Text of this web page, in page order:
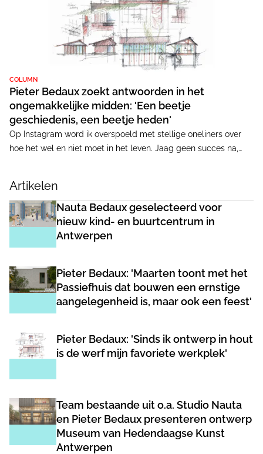
COLUMN
Pieter Bedaux zoekt antwoorden in het
ongemakkelijke midden: 'Een beetje
geschiedenis, een beetje heden'
Op Instagram word ik overspoeld met stellige oneliners over
hoe het wel en niet moet in het leven. Jaag geen succes na,
een beetje falen, een beetje nu en een beetje toekomst, een
beetje rennen en een beetje wandelen.
Artikelen
Nauta Bedaux geselecteerd voor
nieuw kind- en buurtcentrum in
Antwerpen
Pieter Bedaux: 'Maarten toont met het
Passiefhuis dat bouwen een ernstige
aangelegenheid is, maar ook een feest'
Pieter Bedaux: 'Sinds ik ontwerp in hout
is de werf mijn favoriete werkplek'
Team bestaande uit o.a. Studio Nauta
en Pieter Bedaux presenteren ontwerp
Museum van Hedendaagse Kunst
Antwerpen